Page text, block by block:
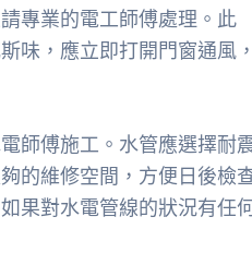
專業的電工師傅處理。此
味，應立即打開門窗通風，
師傅施工。水管應選擇耐
的維修空間，方便日後檢
果對水電管線的狀況有任